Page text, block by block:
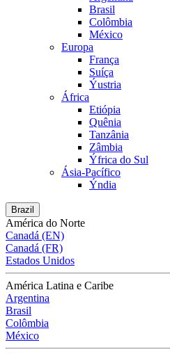
Brasil
Colômbia
México
Europa
França
Suíça
Ýustria
África
Etiópia
Quênia
Tanzânia
Zâmbia
Ýfrica do Sul
Ásia-Pacífico
Ýndia
Brazil
América do Norte
Canadá (EN)
Canadá (FR)
Estados Unidos
América Latina e Caribe
Argentina
Brasil
Colômbia
México